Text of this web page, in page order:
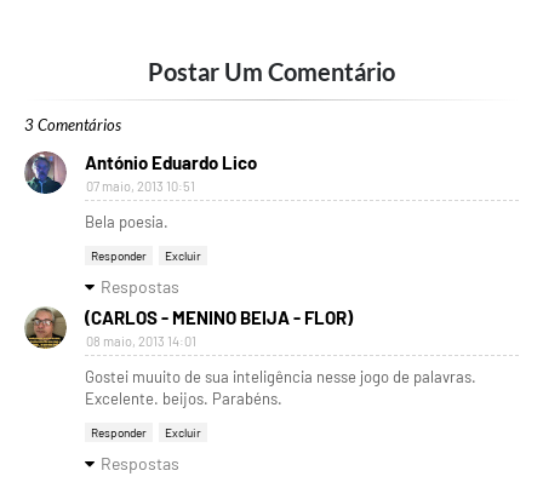
Postar Um Comentário
3 Comentários
António Eduardo Lico
07 maio, 2013 10:51
Bela poesia.
Responder Excluir
Respostas
(CARLOS - MENINO BEIJA - FLOR)
08 maio, 2013 14:01
Gostei muuito de sua inteligência nesse jogo de palavras.
Excelente. beijos. Parabéns.
Responder Excluir
Respostas